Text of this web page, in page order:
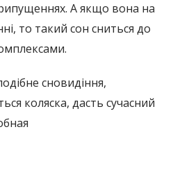
А якщо вона на
то такий сон сниться до
сновидіння,
коляска, дасть сучасний